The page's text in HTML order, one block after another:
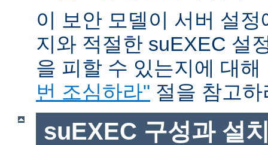
이 보안 모델이 서버 설
지와 적절한 suEXEC 설
을 피할 수 있는지에 대
번 조심하라" 절을 참고하
suEXEC 구성과 설